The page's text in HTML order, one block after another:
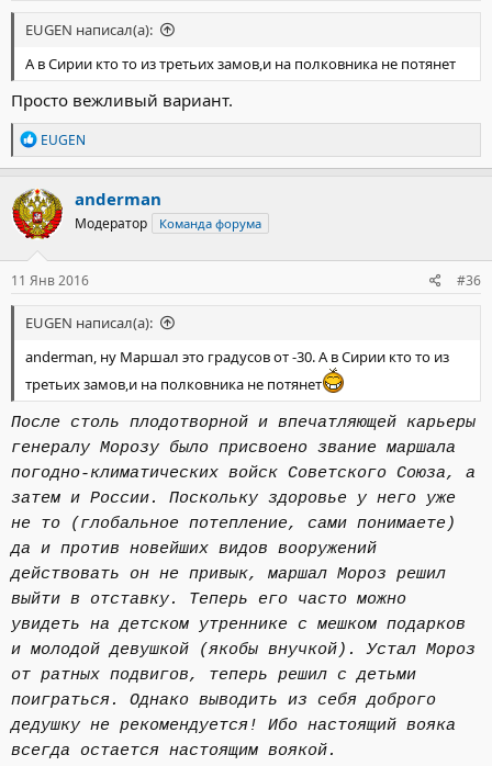
масштабную наступательную операцию с целью
освобождения района Рашидин и г. Хан аль-Асаль.
Подробностей пока мало, известно лишь, что штурмовые
группы уже вошли в Хан аль-Асаль с восточного и северо-
восточного направлений.
EUGEN написал(а):
А в Сирии кто то из третьих замов,и на полковника не потянет
Просто вежливый вариант.
Р
е
а
к
ц
и
и
:
EUGEN
anderman
Модератор Команда форума
11 Янв 2016 #36
EUGEN написал(а):
anderman, ну Маршал это градусов от -30. А в Сирии кто то из
третьих замов,и на полковника не потянет
После столь плодотворной и впечатляющей карьеры
генералу Морозу было присвоено звание маршала
погодно-климатических войск Советского Союза, а
затем и России. Поскольку здоровье у него уже
не то (глобальное потепление, сами понимаете)
да и против новейших видов вооружений
действовать он не привык, маршал Мороз решил
выйти в отставку. Теперь его часто можно
увидеть на детском утреннике с мешком подарков
и молодой девушкой (якобы внучкой). Устал Мороз
от ратных подвигов, теперь решил с детьми
поиграться. Однако выводить из себя доброго
дедушку не рекомендуется! Ибо настоящий вояка
всегда остается настоящим воякой.